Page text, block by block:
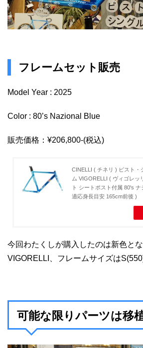
フレームセット販売
Model Year : 2025
Color : 80’s Nazional Blue
販売価格：¥206,800-(税込)
CINELLI ( チネリ ) ピスト・
ム VIGORELLI ( ヴィゴレッ
ト シートポスト付属 80's
適応身長目安 165cm前後 )
今回わたくしが購入したのは新色と
VIGORELLI、フレームサイズは
可能な限りパーツは移